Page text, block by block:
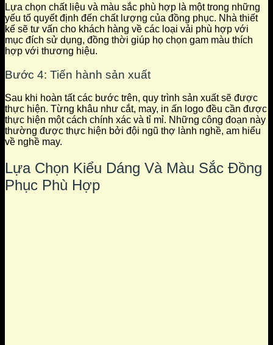
Lựa chọn chất liệu và màu sắc phù hợp là một trong những
yếu tố quyết định đến chất lượng của đồng phục. Nhà thiết
kế sẽ tư vấn cho khách hàng về các loại vải phù hợp với
mục đích sử dụng, đồng thời giúp họ chọn gam màu thích
hợp với thương hiệu.
Bước 4: Tiến hành sản xuất
Sau khi hoàn tất các bước trên, quy trình sản xuất sẽ được
thực hiện. Từng khâu như cắt, may, in ấn logo đều cần được
thực hiện một cách chính xác và tỉ mỉ. Những công đoạn này
thường được thực hiện bởi đội ngũ thợ lành nghề, am hiểu
về nghề may.
Lựa Chọn Kiểu Dáng Và Màu Sắc Đồng
Phục Phù Hợp